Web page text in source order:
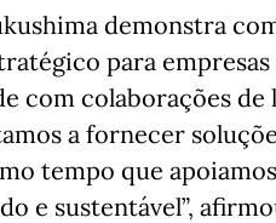
demonstra
para empresas
com colaborações de
a fornecer
tempo que
e sustentável”,